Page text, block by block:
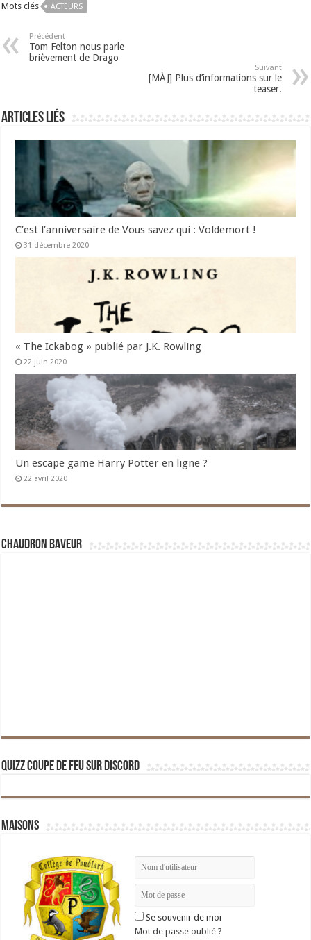
Mots clés ACTEURS
Précédent
Tom Felton nous parle
brièvement de Drago
Suivant
[MÀJ] Plus d’informations sur le
teaser.
Articles liés
C’est l’anniversaire de Vous savez qui : Voldemort !
31 décembre 2020
« The Ickabog » publié par J.K. Rowling
22 juin 2020
Un escape game Harry Potter en ligne ?
22 avril 2020
Chaudron Baveur
Quizz Coupe de Feu sur Discord
Maisons
Se souvenir de moi
Mot de passe oublié ?